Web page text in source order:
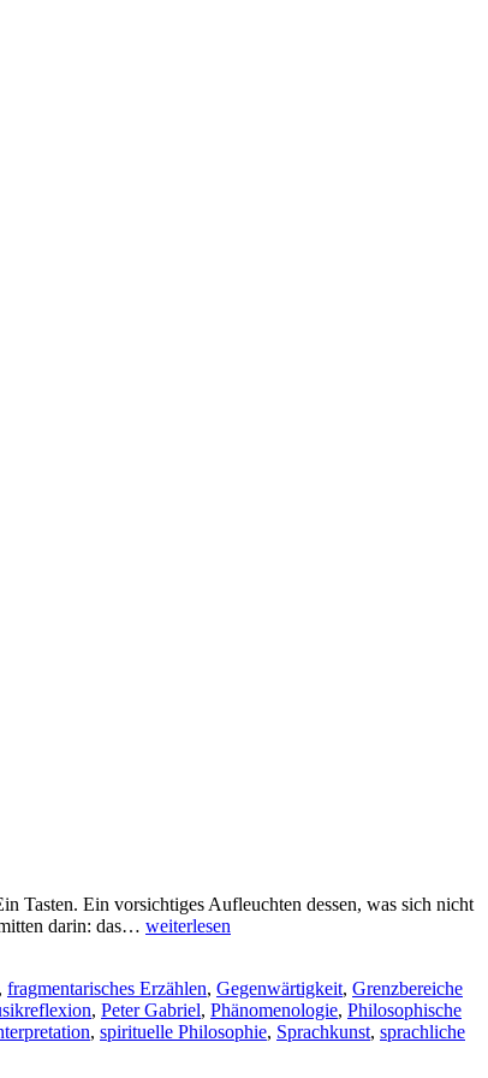
Tasten. Ein vorsichtiges Aufleuchten dessen, was sich nicht
darin: das… Mehr
–
Ein
Zwischenklang
weiterlesen
fragmentarisches Erzählen, Gegenwärtigkeit, Grenzbereiche
, Peter Gabriel, Phänomenologie, Philosophische
, spirituelle Philosophie, Sprachkunst, sprachliche